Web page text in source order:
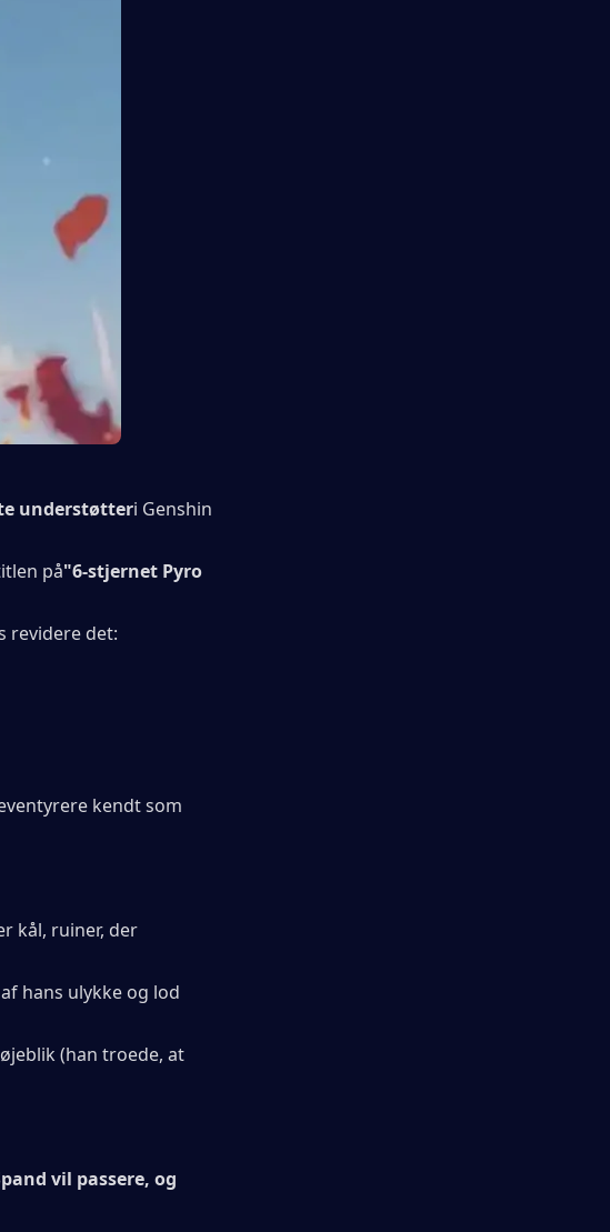
understøtteri Genshin
på"6-stjernet Pyro
revidere det:
kendt som
kål, ruiner, der
hans ulykke og lod
(han troede, at
vil passere, og